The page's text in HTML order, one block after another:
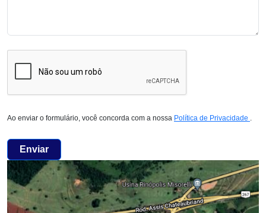
Ao enviar o formulário, você concorda com a nossa Política de Privacidade .
Enviar